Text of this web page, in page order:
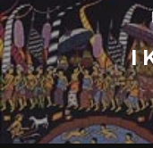
navigation
I